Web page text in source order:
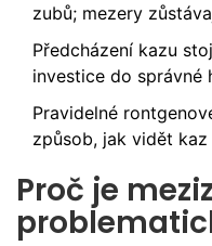
zubů; mezery
Předcházení kazu
investice do správné
Pravidelné
způsob, jak vidět
Proč je